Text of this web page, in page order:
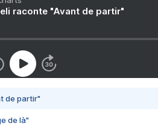
raconte "Avant de partir"
de partir"
de là"